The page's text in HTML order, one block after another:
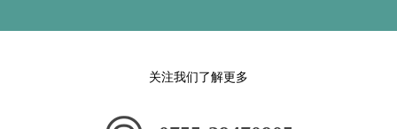
关注我们了解更多